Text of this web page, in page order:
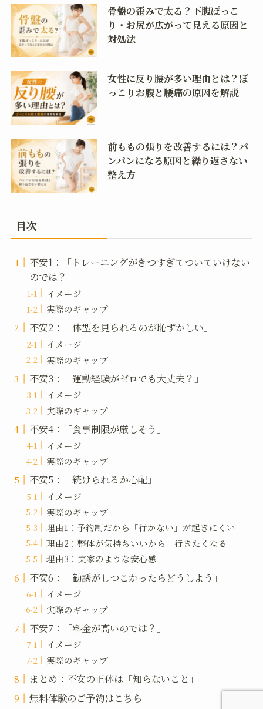
骨盤の歪みで太る？下腹ぽっこ
り・お尻が広がって見える原因と
対処法
女性に反り腰が多い理由とは？ぽ
っこりお腹と腰痛の原因を解説
前ももの張りを改善するには？パ
ンパンになる原因と繰り返さない
整え方
目次
不安1：「トレーニングがきつすぎてついていけない
のでは？」
イメージ
実際のギャップ
不安2：「体型を見られるのが恥ずかしい」
イメージ
実際のギャップ
不安3：「運動経験がゼロでも大丈夫？」
イメージ
実際のギャップ
不安4：「食事制限が厳しそう」
イメージ
実際のギャップ
不安5：「続けられるか心配」
イメージ
実際のギャップ
理由1：予約制だから「行かない」が起きにくい
理由2：整体が気持ちいいから「行きたくなる」
理由3：実家のような安心感
不安6：「勧誘がしつこかったらどうしよう」
イメージ
実際のギャップ
不安7：「料金が高いのでは？」
イメージ
実際のギャップ
まとめ：不安の正体は「知らないこと」
無料体験のご予約はこちら